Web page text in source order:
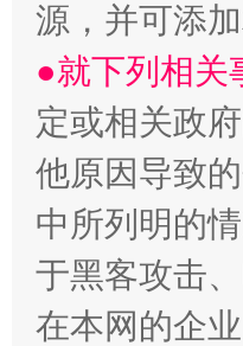
受贿1.44亿！段成
全民健身五年计划来
源，并可添加
●就下列相
定或相关政
他原因导致
中所列明的
于黑客攻击
在本网的企